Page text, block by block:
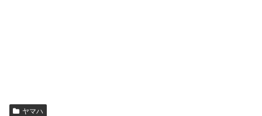
ヤマハ